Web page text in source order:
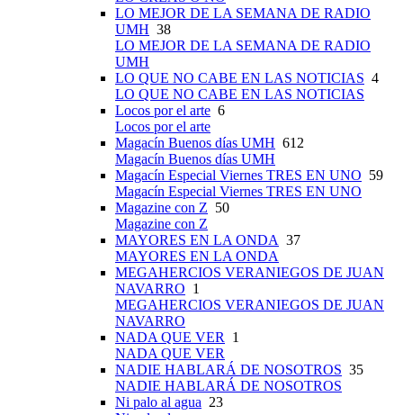
LO MEJOR DE LA SEMANA DE RADIO
UMH 38
LO MEJOR DE LA SEMANA DE RADIO
UMH
LO QUE NO CABE EN LAS NOTICIAS 4
LO QUE NO CABE EN LAS NOTICIAS
Locos por el arte 6
Locos por el arte
Magacín Buenos días UMH 612
Magacín Buenos días UMH
Magacín Especial Viernes TRES EN UNO 59
Magacín Especial Viernes TRES EN UNO
Magazine con Z 50
Magazine con Z
MAYORES EN LA ONDA 37
MAYORES EN LA ONDA
MEGAHERCIOS VERANIEGOS DE JUAN
NAVARRO 1
MEGAHERCIOS VERANIEGOS DE JUAN
NAVARRO
NADA QUE VER
1
NADA QUE VER
NADIE HABLARÁ DE NOSOTROS 35
NADIE HABLARÁ DE NOSOTROS
Ni palo al agua 23